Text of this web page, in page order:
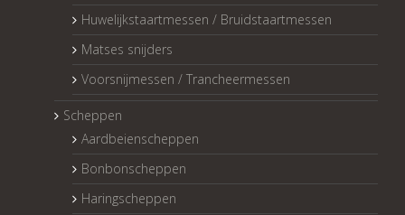
Huwelijkstaartmessen / Bruidstaartmessen
Matses snijders
Voorsnijmessen / Trancheermessen
Scheppen
Aardbeienscheppen
Bonbonscheppen
Haringscheppen